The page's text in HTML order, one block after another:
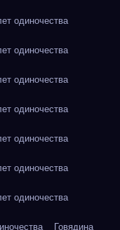
одиночества
одиночества
одиночества
одиночества
одиночества
одиночества
одиночества
Говядина